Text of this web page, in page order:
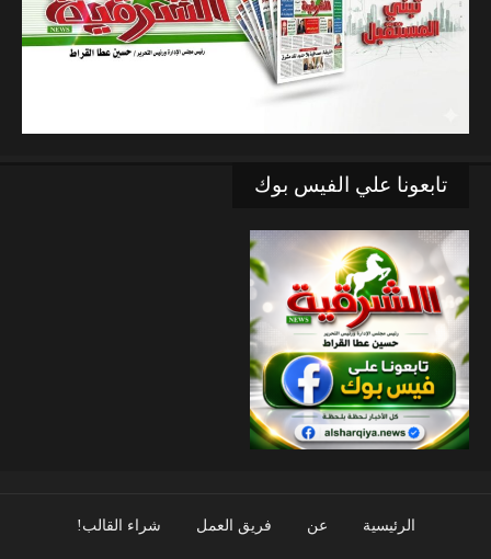
تابعونا علي الفيس بوك
الرئيسية عن فريق العمل شراء القالب!